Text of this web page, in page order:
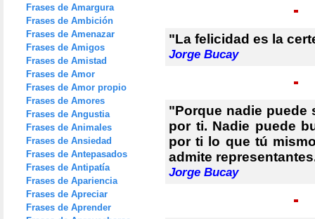
Frases de Amargura
Frases de Ambición
Frases de Amenazar
Frases de Amigos
Frases de Amistad
Frases de Amor
Frases de Amor propio
Frases de Amores
Frases de Angustia
Frases de Animales
Frases de Ansiedad
Frases de Antepasados
Frases de Antipatía
Frases de Apariencia
Frases de Apreciar
Frases de Aprender
"La felicidad es la
Jorge Bucay
"Porque nadie puede
por ti. Nadie puede
por ti lo que tú
admite
Jorge Bucay